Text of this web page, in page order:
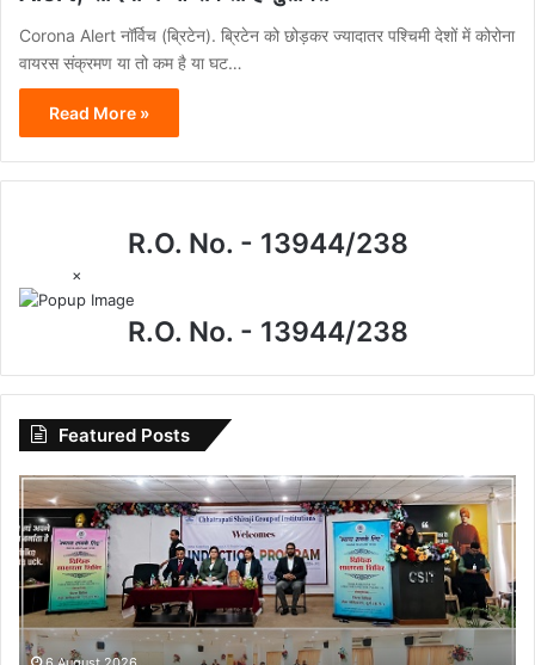
Corona Alert नॉर्विच (ब्रिटेन). ब्रिटेन को छोड़कर ज्यादातर पश्चिमी देशों में कोरोना
वायरस संक्रमण या तो कम है या घट…
Read More »
R.O. No. - 13944/238
×
R.O. No. - 13944/238
Featured Posts
विधिक
जागरूकता
से
सशक्त
युवा:
नशामुक्त
एवं
न्यायप्रिय